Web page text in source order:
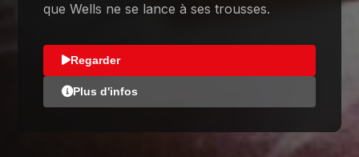
que Wells ne se lance à ses trousses.
Regarder
Plus d'infos